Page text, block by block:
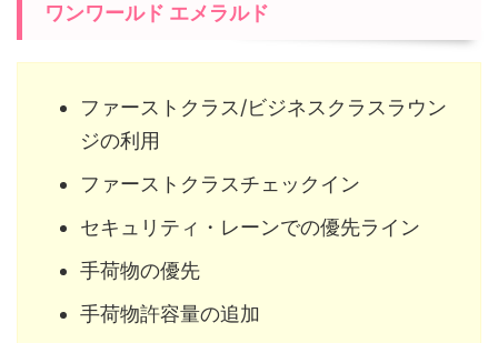
ワンワールド エメラルド
ファーストクラス/ビジネスクラスラウン
ジの利用
ファーストクラスチェックイン
セキュリティ・レーンでの優先ライン
手荷物の優先
手荷物許容量の追加